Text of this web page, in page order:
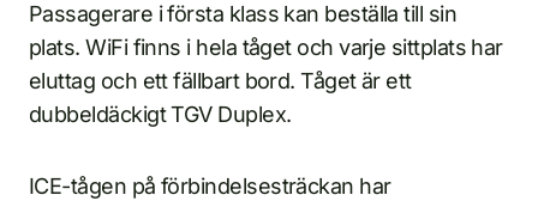
Passagerare i första klass kan beställa till sin
plats. WiFi finns i hela tåget och varje sittplats har
eluttag och ett fällbart bord. Tåget är ett
dubbeldäckigt TGV Duplex.
ICE-tågen på förbindelsesträckan har